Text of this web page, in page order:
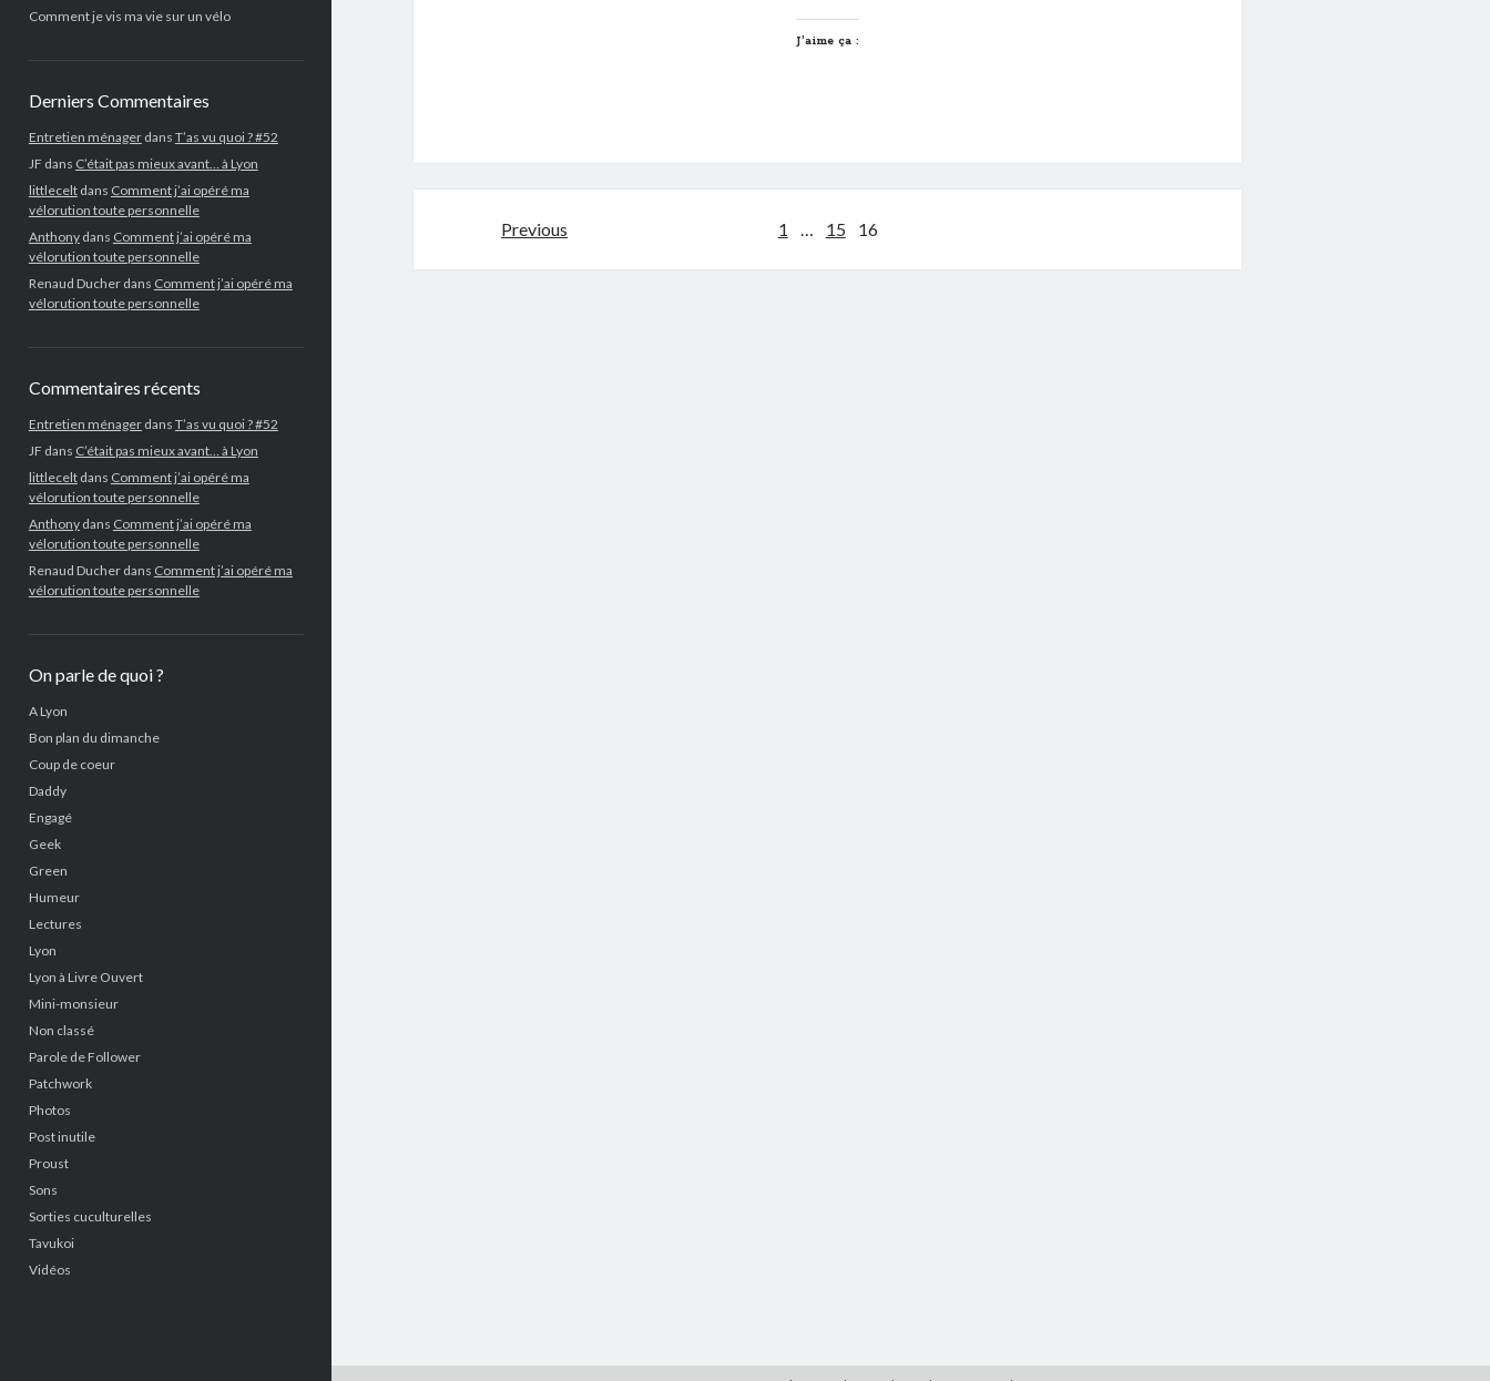
Comment je vis ma vie sur un vélo
Derniers Commentaires
Entretien ménagerdans T’as vu quoi ? #52
JF dans C’était pas mieux avant… à Lyon
littleceltdans Comment j’ai opéré ma
vélorution toute personnelle
Anthonydans Comment j’ai opéré ma
vélorution toute personnelle
Renaud Ducherdans Comment j’ai opéré ma
vélorution toute personnelle
Commentaires récents
Entretien ménagerdans T’as vu quoi ? #52
JF dans C’était pas mieux avant… à Lyon
littleceltdans Comment j’ai opéré ma
vélorution toute personnelle
Anthonydans Comment j’ai opéré ma
vélorution toute personnelle
Renaud Ducherdans Comment j’ai opéré ma
vélorution toute personnelle
On parle de quoi ?
A Lyon
Bon plan du dimanche
Coup de coeur
Daddy
Engagé
Geek
Green
Humeur
Lectures
Lyon
Lyon à Livre Ouvert
Mini-monsieur
Non classé
Parole de Follower
Patchwork
Photos
Post inutile
Proust
Sons
Sorties cuculturelles
Tavukoi
Vidéos
J’aime ça :
Pagination
Previous 1 … 15 16